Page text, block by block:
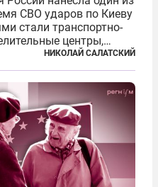
СВО ударов по Киеву
стали транспортно-
центры,
для хранения и
военного
НИКОЛАЙ САЛАТСКИЙ